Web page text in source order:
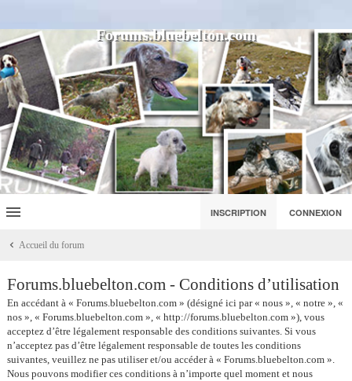
Forums.bluebelton.com
INSCRIPTION CONNEXION
Accueil du forum
Forums.bluebelton.com - Conditions d’utilisation
En accédant à « Forums.bluebelton.com » (désigné ici par « nous », « notre », «
nos », « Forums.bluebelton.com », « http://forums.bluebelton.com »), vous
acceptez d’être légalement responsable des conditions suivantes. Si vous
n’acceptez pas d’être légalement responsable de toutes les conditions
suivantes, veuillez ne pas utiliser et/ou accéder à « Forums.bluebelton.com ».
Nous pouvons modifier ces conditions à n’importe quel moment et nous